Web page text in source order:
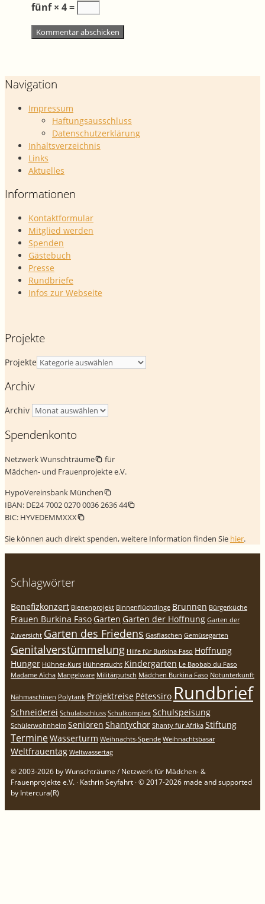
fünf × 4 =
Navigation
Impressum
Haftungsausschluss
Datenschutzerklärung
Inhaltsverzeichnis
Links
Aktuelles
Informationen
Kontaktformular
Mitglied werden
Spenden
Gästebuch
Presse
Rundbriefe
Infos zur Webseite
Projekte
Projekte
Archiv
Archiv
Spendenkonto
Netzwerk Wunschträume
für
Mädchen- und Frauenprojekte e.V.
HypoVereinsbank München
IBAN: DE24 7002 0270 0036 2636 44
BIC: HYVEDEMMXXX
Sie können auch direkt spenden, weitere Information finden Sie hier.
Schlagwörter
Benefizkonzert Bienenprojekt Binnenflüchtlinge Brunnen Bürgerküche
Frauen Burkina FasoGarten Garten der Hoffnung Garten der
Zuversicht Garten des Friedens Gasflaschen Gemüsegarten
Genitalverstümmelung Hilfe für Burkina Faso Hoffnung
Hunger Hühner-Kurs Hühnerzucht Kindergarten Le Baobab du Faso
Madame Aïcha Mangelware Militärputsch Mädchen Burkina Faso Notunterkunft
Nähmaschinen Polytank Projektreise Pétessiro Rundbrief
Schneiderei Schulabschluss Schulkomplex Schulspeisung
Schülerwohnheim Senioren Shantychor Shanty für Afrika Stiftung
TermineWasserturm Weihnachts-Spende Weihnachtsbasar
Weltfrauentag Weltwassertag
© 2003-2026 by Wunschträume / Netzwerk für Mädchen- &
Frauenprojekte e.V. · Kathrin Seyfahrt · © 2017-2026 made and supported
by Intercura(R)